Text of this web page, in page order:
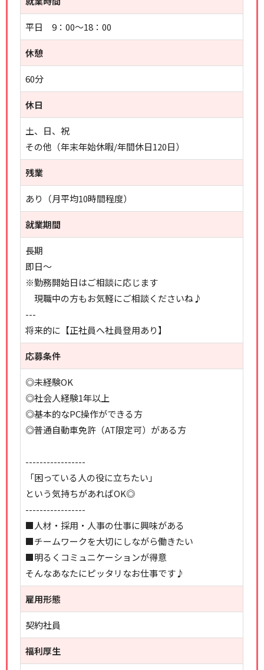
平日 9：00～18：00
休憩
60分
休日
土、日、祝
その他（年末年始休暇/年間休日120日）
残業
あり（月平均10時間程度）
就業期間
長期
即日～
※勤務開始日はご相談に応じます
現職中の方もお気軽にご相談くださいね♪
---
将来的に【正社員へ社員登用あり】
応募条件
◎未経験OK
◎社会人経験1年以上
◎基本的なPC操作ができる方
◎普通自動車免許（AT限定可）がある方
-----------------
「困っている人の役に立ちたい」
という気持ちがあればOK◎
-----------------
■人材・採用・人事の仕事に興味がある
■チームワークを大切にしながら働きたい
■明るくコミュニケーションが得意
そんなあなたにピッタリなお仕事です♪
雇用形態
契約社員
福利厚生